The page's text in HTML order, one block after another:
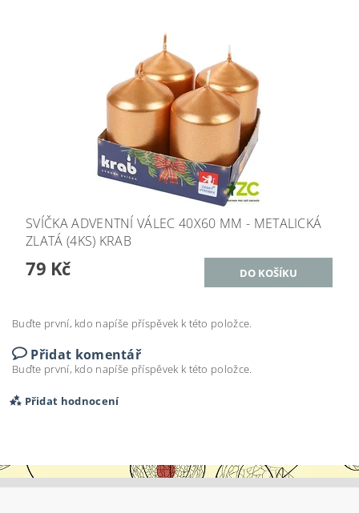
SVÍČKA ADVENTNÍ VÁLEC 40X60 MM - METALICKÁ
ZLATÁ (4KS) KRAB
79 Kč
Buďte první, kdo napíše příspěvek k této položce.
Přidat komentář
Buďte první, kdo napíše příspěvek k této položce.
Přidat hodnocení